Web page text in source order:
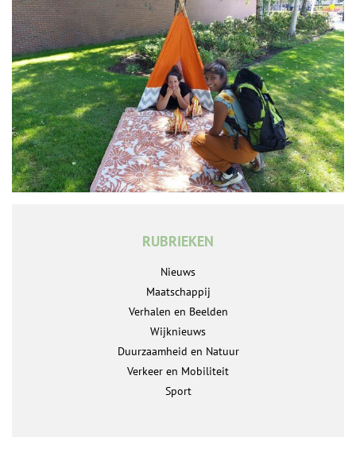
RUBRIEKEN
Nieuws
Maatschappij
Verhalen en Beelden
Wijknieuws
Duurzaamheid en Natuur
Verkeer en Mobiliteit
Sport